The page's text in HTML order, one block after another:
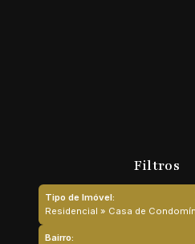
Tipo de Imóvel:
Residencial » Casa de
Bairro: